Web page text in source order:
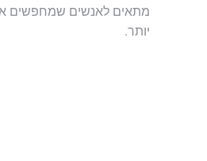
מתאים לאנשים שמחפשים
יותר.